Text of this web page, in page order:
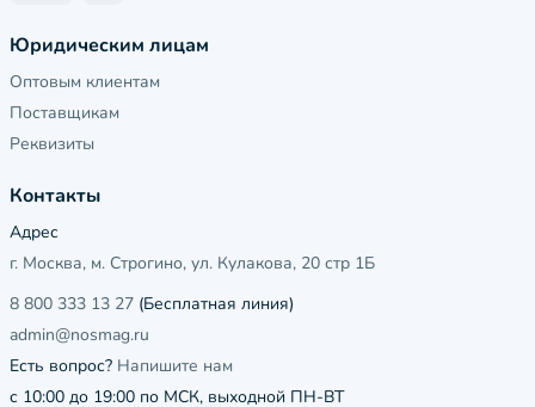
Юридическим лицам
Оптовым клиентам
Поставщикам
Реквизиты
Контакты
Адрес
г. Москва, м. Строгино, ул. Кулакова, 20 стр 1Б
8 800 333 13 27 (Бесплатная линия)
admin@nosmag.ru
Есть вопрос? Напишите нам
с 10:00 до 19:00 по МСК, выходной ПН-ВТ